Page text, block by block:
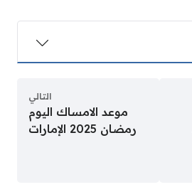
التالي
موعد الامساك اليوم
رمضان 2025 الإمارات